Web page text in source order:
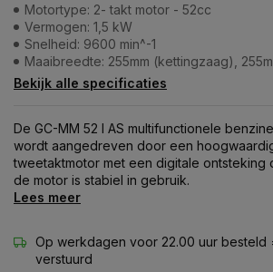
Motortype: 2- takt motor - 52cc
Vermogen: 1,5 kW
Snelheid: 9600 min^-1
Maaibreedte: 255mm (kettingzaag), 255mm (mes), 420mm (draad)
Bekijk alle specificaties
De GC-MM 52 I AS multifunctionele
wordt aangedreven door een
tweetaktmotor met een digitale
de motor is stabiel in gebruik.
Lees meer
Op werkdagen voor 22.00 uur besteld
verstuurd